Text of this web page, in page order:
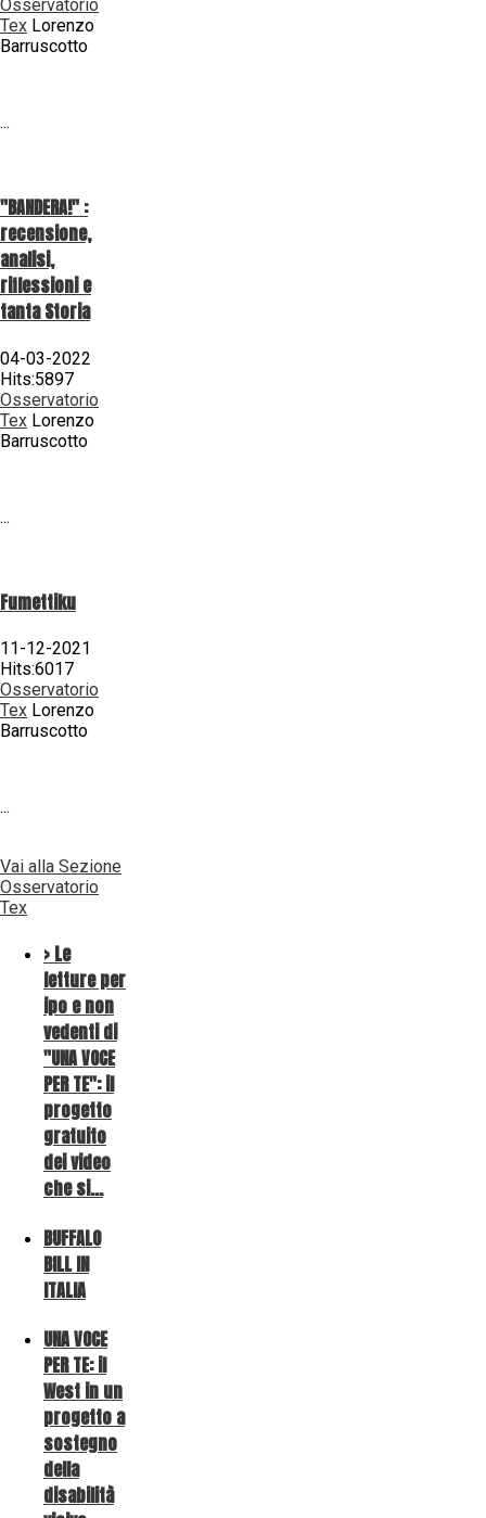
Osservatorio
Tex Lorenzo
Barruscotto
...
"BANDERA!" :
recensione,
analisi,
riflessioni e
tanta Storia
04-03-2022
Hits:5897
Osservatorio
Tex Lorenzo
Barruscotto
...
Fumettiku
11-12-2021
Hits:6017
Osservatorio
Tex Lorenzo
Barruscotto
...
Vai alla Sezione
Osservatorio
Tex
> Le
letture per
ipo e non
vedenti di
"UNA VOCE
PER TE": il
progetto
gratuito
dei video
che si…
BUFFALO
BILL IN
ITALIA
UNA VOCE
PER TE: il
West in un
progetto a
sostegno
della
disabilità